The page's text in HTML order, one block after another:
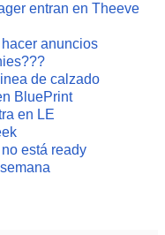
entran en Theeve
anuncios
de calzado
BluePrint
en LE
está ready